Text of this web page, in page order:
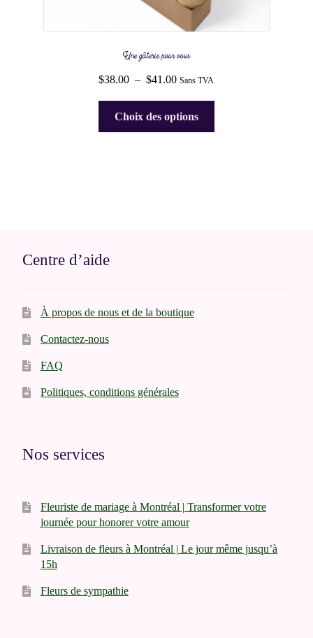
Une gâterie pour vous
$38.00 – $41.00Plage
prix :
$38.00
Sans TVA
Choix des options
Centre d’aide
À propos de nous et de la boutique
Contactez-nous
FAQ
Politiques, conditions générales
Nos services
Fleuriste de mariage à Montréal | Transformer votre
journée pour honorer votre amour
Livraison de fleurs à Montréal | Le jour même jusqu’à
15h
Fleurs de sympathie